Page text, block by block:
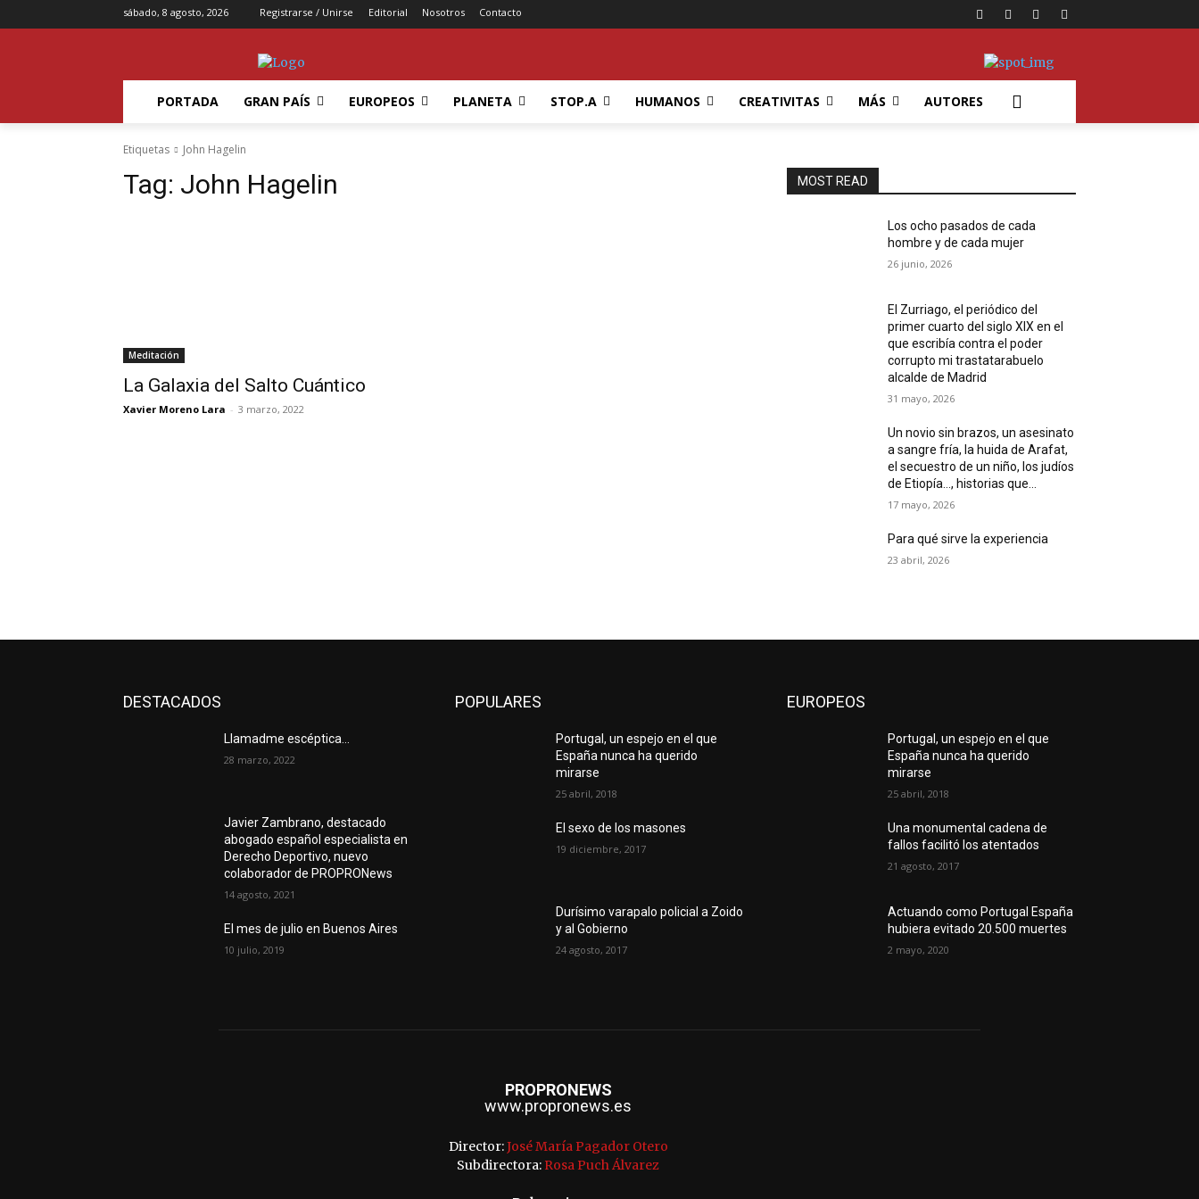
sábado, 8 agosto, 2026 Registrarse / Unirse Editorial Nosotros Contacto
PORTADA GRAN PAÍS EUROPEOS PLANETA STOP.A HUMANOS CREATIVITAS MÁS AUTORES
Etiquetas John Hagelin
Tag: John Hagelin
Meditación
La Galaxia del Salto Cuántico
Xavier Moreno Lara - 3 marzo, 2022
MOST READ
Los ocho pasados de cada
hombre y de cada mujer
26 junio, 2026
El Zurriago, el periódico del
primer cuarto del siglo XIX en el
que escribía contra el poder
corrupto mi trastatarabuelo
alcalde de Madrid
31 mayo, 2026
Un novio sin brazos, un asesinato
a sangre fría, la huida de Arafat,
el secuestro de un niño, los judíos
de Etiopía…, historias que...
17 mayo, 2026
Para qué sirve la experiencia
23 abril, 2026
DESTACADOS
Llamadme escéptica…
28 marzo, 2022
Javier Zambrano, destacado
abogado español especialista en
Derecho Deportivo, nuevo
colaborador de PROPRONews
14 agosto, 2021
El mes de julio en Buenos Aires
10 julio, 2019
POPULARES
Portugal, un espejo en el que
España nunca ha querido
mirarse
25 abril, 2018
El sexo de los masones
19 diciembre, 2017
Durísimo varapalo policial a Zoido
y al Gobierno
24 agosto, 2017
EUROPEOS
Portugal, un espejo en el que
España nunca ha querido
mirarse
25 abril, 2018
Una monumental cadena de
fallos facilitó los atentados
21 agosto, 2017
Actuando como Portugal España
hubiera evitado 20.500 muertes
2 mayo, 2020
PROPRONEWS
www.propronews.es
Director:José María Pagador Otero
Subdirectora: Rosa Puch Álvarez